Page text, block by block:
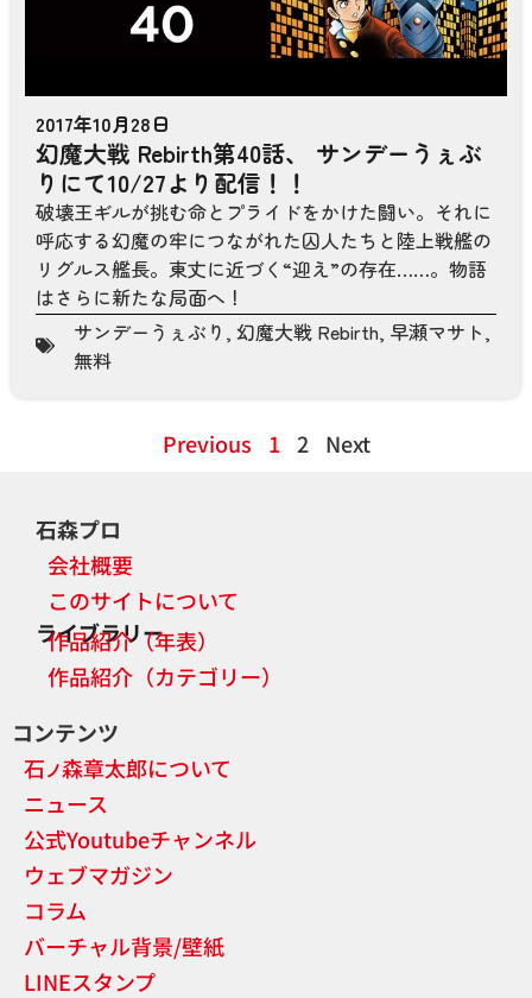
2017年10月28日
幻魔大戦 Rebirth第40話、 サンデーうぇぶ
りにて10/27より配信！！
破壊王ギルが挑む命とプライドをかけた闘い。それに
呼応する幻魔の牢につながれた囚人たちと陸上戦艦の
リグルス艦長。東丈に近づく“迎え”の存在……。物語
はさらに新たな局面へ！
サンデーうぇぶり , 幻魔大戦 Rebirth, 早瀬マサト,
無料
Previous 1 2 Next
石森プロ
会社概要
このサイトについて
ライブラリー
作品紹介（年表）
作品紹介（カテゴリー）
コンテンツ
石ノ森章太郎について
ニュース
公式Youtubeチャンネル
ウェブマガジン
コラム
バーチャル背景/壁紙
LINEスタンプ